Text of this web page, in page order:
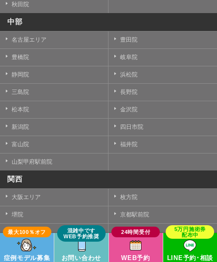
秋田院
中部
名古屋エリア 豊田院
豊橋院 岐阜院
静岡院 浜松院
三島院 長野院
松本院 金沢院
新潟院 四日市院
富山院 福井院
山梨甲府駅前院
関西
大阪エリア 枚方院
堺院 京都駅前院
京都四条院 神戸院
姫路院 奈良院
症例モデル募集 お問い合わせ WEB予約 LINE予約･相談